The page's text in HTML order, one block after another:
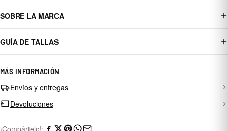
SOBRE LA MARCA
GUÍA DE TALLAS
MÁS INFORMACIÓN
Envíos y entregas
Devoluciones
¡Compártelo!: